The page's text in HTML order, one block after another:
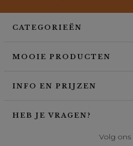
CATEGORIEËN
MOOIE PRODUCTEN
INFO EN PRIJZEN
HEB JE VRAGEN?
Volg ons